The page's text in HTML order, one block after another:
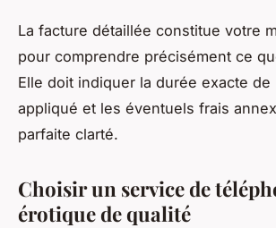
La facture détaillée constitue votre
pour comprendre précisément ce
Elle doit indiquer la durée exacte
appliqué et les éventuels frais
parfaite clarté.
Choisir un service de
érotique de qualité